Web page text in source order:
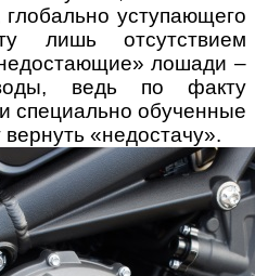
уступающего
лишь отсутствием
лошади –
ведь по факту
специально обученные
«недостачу».